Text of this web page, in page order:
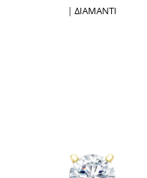
| ΔΙΑΜΑΝΤΙ